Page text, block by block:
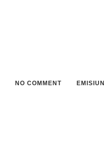
NO COMMENT EMISIUNI